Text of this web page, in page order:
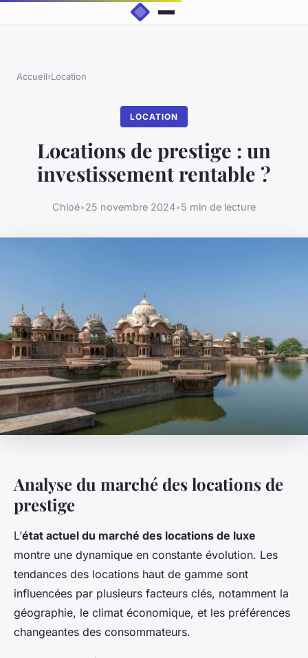
Accueil›Location
LOCATION
Locations de prestige : un
investissement rentable ?
Chloé•25 novembre 2024•5 min de lecture
Analyse du marché des locations de
prestige
L’état actuel du marché des locations de luxe
montre une dynamique en constante évolution. Les
tendances des locations haut de gamme sont
influencées par plusieurs facteurs clés, notamment la
géographie, le climat économique, et les préférences
changeantes des consommateurs.